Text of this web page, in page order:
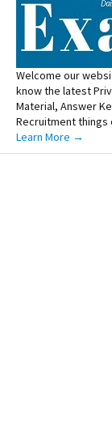
Welcome our
know the latest
Material, Answer
Recruitment things
Learn More →